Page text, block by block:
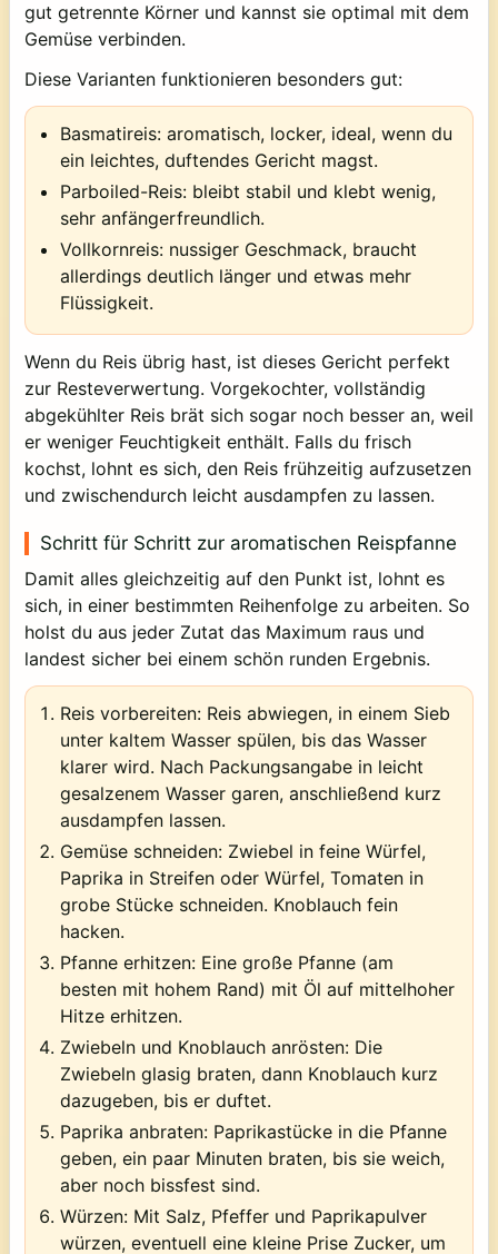
gut getrennte Körner und kannst sie optimal mit dem
Gemüse verbinden.
Diese Varianten funktionieren besonders gut:
Basmatireis: aromatisch, locker, ideal, wenn du
ein leichtes, duftendes Gericht magst.
Parboiled-Reis: bleibt stabil und klebt wenig,
sehr anfängerfreundlich.
Vollkornreis: nussiger Geschmack, braucht
allerdings deutlich länger und etwas mehr
Flüssigkeit.
Wenn du Reis übrig hast, ist dieses Gericht perfekt
zur Resteverwertung. Vorgekochter, vollständig
abgekühlter Reis brät sich sogar noch besser an, weil
er weniger Feuchtigkeit enthält. Falls du frisch
kochst, lohnt es sich, den Reis frühzeitig aufzusetzen
und zwischendurch leicht ausdampfen zu lassen.
Schritt für Schritt zur aromatischen Reispfanne
Damit alles gleichzeitig auf den Punkt ist, lohnt es
sich, in einer bestimmten Reihenfolge zu arbeiten. So
holst du aus jeder Zutat das Maximum raus und
landest sicher bei einem schön runden Ergebnis.
Reis vorbereiten: Reis abwiegen, in einem Sieb
unter kaltem Wasser spülen, bis das Wasser
klarer wird. Nach Packungsangabe in leicht
gesalzenem Wasser garen, anschließend kurz
ausdampfen lassen.
Gemüse schneiden: Zwiebel in feine Würfel,
Paprika in Streifen oder Würfel, Tomaten in
grobe Stücke schneiden. Knoblauch fein
hacken.
Pfanne erhitzen: Eine große Pfanne (am
besten mit hohem Rand) mit Öl auf mittelhoher
Hitze erhitzen.
Zwiebeln und Knoblauch anrösten: Die
Zwiebeln glasig braten, dann Knoblauch kurz
dazugeben, bis er duftet.
Paprika anbraten: Paprikastücke in die Pfanne
geben, ein paar Minuten braten, bis sie weich,
aber noch bissfest sind.
Würzen: Mit Salz, Pfeffer und Paprikapulver
würzen, eventuell eine kleine Prise Zucker, um